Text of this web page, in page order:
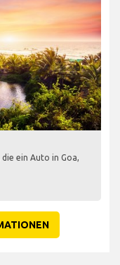
ein Auto in Goa,